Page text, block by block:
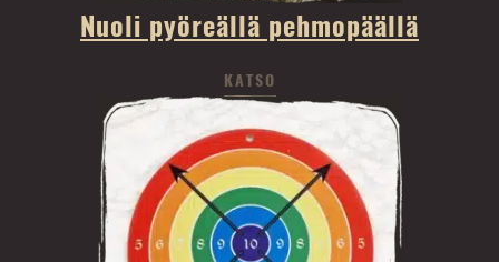
Nuoli pyöreällä pehmopäällä
KATSO